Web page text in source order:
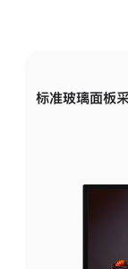
标准玻璃面板